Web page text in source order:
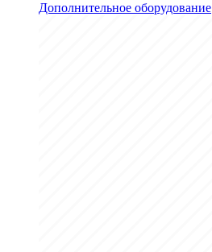
Дополнительное оборудование